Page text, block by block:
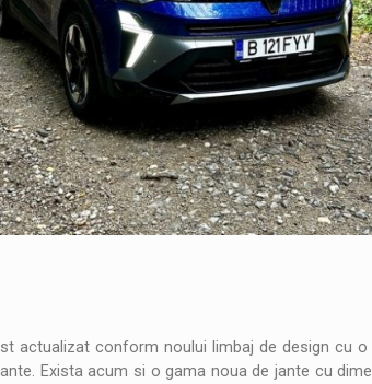
actualizat conform noului limbaj de design cu o
Exista acum si o gama noua de jante cu